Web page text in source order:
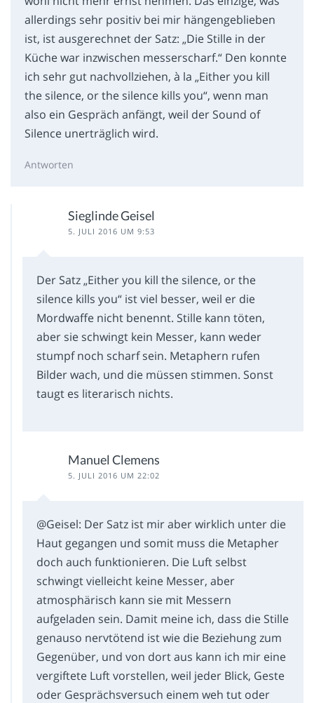
allerdings sehr positiv bei mir hängengeblieben
ist, ist ausgerechnet der Satz: „Die Stille in der
Küche war inzwischen messerscharf.“ Den konnte
ich sehr gut nachvollziehen, à la „Either you kill
the silence, or the silence kills you“, wenn man
also ein Gespräch anfängt, weil der Sound of
Silence unerträglich wird.
Antworten
Sieglinde Geisel
5. JULI 2016 UM 9:53
Der Satz „Either you kill the silence, or the
silence kills you“ ist viel besser, weil er die
Mordwaffe nicht benennt. Stille kann töten,
aber sie schwingt kein Messer, kann weder
stumpf noch scharf sein. Metaphern rufen
Bilder wach, und die müssen stimmen. Sonst
taugt es literarisch nichts.
Manuel Clemens
5. JULI 2016 UM 22:02
@Geisel: Der Satz ist mir aber wirklich unter die
Haut gegangen und somit muss die Metapher
doch auch funktionieren. Die Luft selbst
schwingt vielleicht keine Messer, aber
atmosphärisch kann sie mit Messern
aufgeladen sein. Damit meine ich, dass die Stille
genauso nervtötend ist wie die Beziehung zum
Gegenüber, und von dort aus kann ich mir eine
vergiftete Luft vorstellen, weil jeder Blick, Geste
oder Gesprächsversuch einem weh tut oder